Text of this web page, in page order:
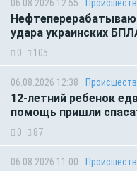
06.08.2026 12:55
удара украинских
0 105
06.08.2026 12:38
12-летний ребенок
помощь пришли
0 87
06.08.2026 11:00